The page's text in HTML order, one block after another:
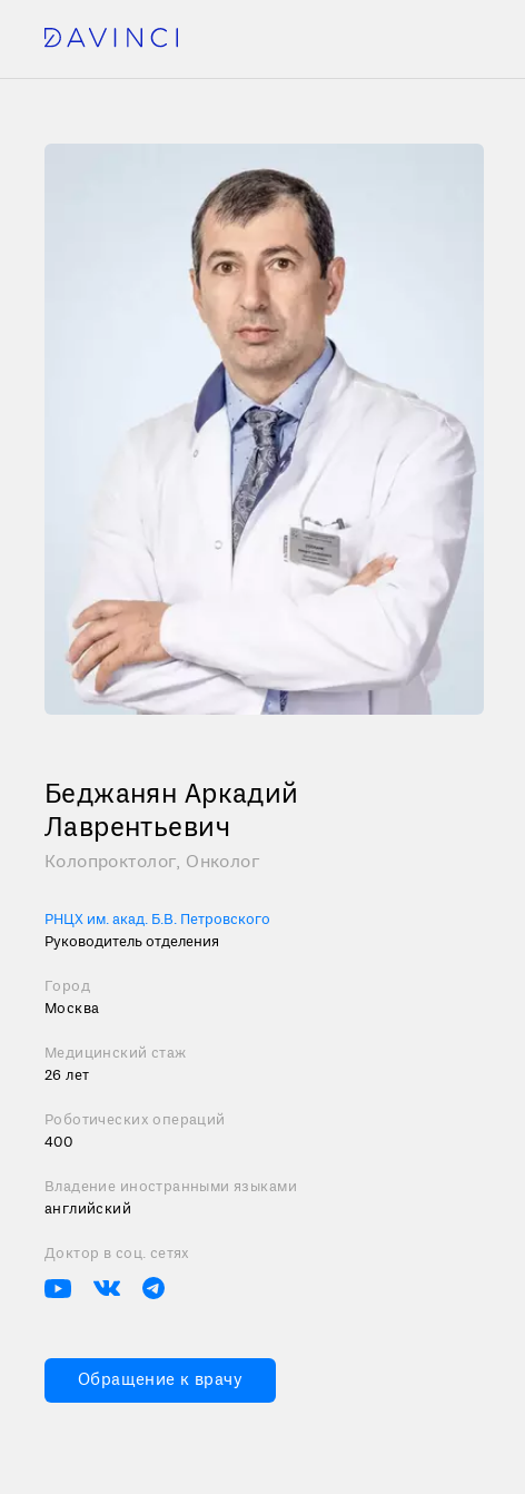
Беджанян Аркадий
Лаврентьевич
Колопроктолог, Онколог
РНЦХ им. акад. Б.В. Петровского
Руководитель отделения
Город
Москва
Медицинский стаж
26 лет
Роботических операций
400
Владение иностранными языками
английский
Доктор в соц. сетях
Обращение к врачу